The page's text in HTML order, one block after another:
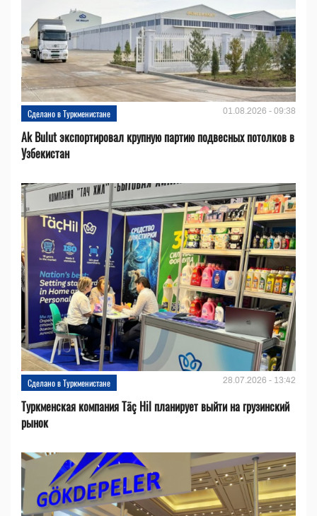
Сделано в Туркменистане 01.08.2026 - 09:38
Ak Bulut экспортировал крупную партию подвесных потолков в
Узбекистан
Сделано в Туркменистане 28.07.2026 - 13:42
Туркменская компания Täç Hil планирует выйти на грузинский
рынок